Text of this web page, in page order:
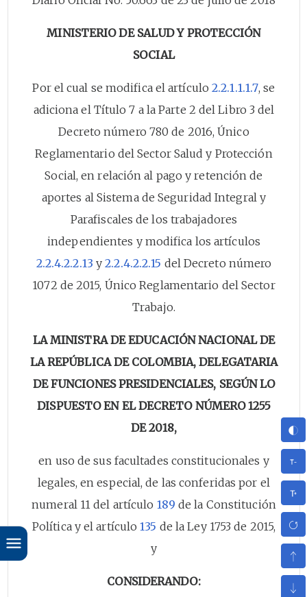
MINISTERIO DE SALUD Y PROTECCIÓN
SOCIAL
Por el cual se modifica el artículo2.2.1.1.1.7, se
adiciona el Título 7 a la Parte 2 del Libro 3 del
Decreto número 780 de 2016, Único
Reglamentario del Sector Salud y Protección
Social, en relación al pago y retención de
aportes al Sistema de Seguridad Integral y
Parafiscales de los trabajadores
independientes y modifica los artículos
2.2.4.2.2.13 y2.2.4.2.2.15 del Decreto número
1072 de 2015, Único Reglamentario del Sector
Trabajo.
LA MINISTRA DE EDUCACIÓN NACIONAL DE
LA REPÚBLICA DE COLOMBIA, DELEGATARIA
DE FUNCIONES PRESIDENCIALES, SEGÚN LO
DISPUESTO EN EL DECRETO NÚMERO 1255
DE 2018,
en uso de sus facultades constitucionales y
legales, en especial, de las conferidas por el
numeral 11 del artículo 189 de la Constitución
Política y el artículo135 de la Ley 1753 de 2015,
y
CONSIDERANDO: